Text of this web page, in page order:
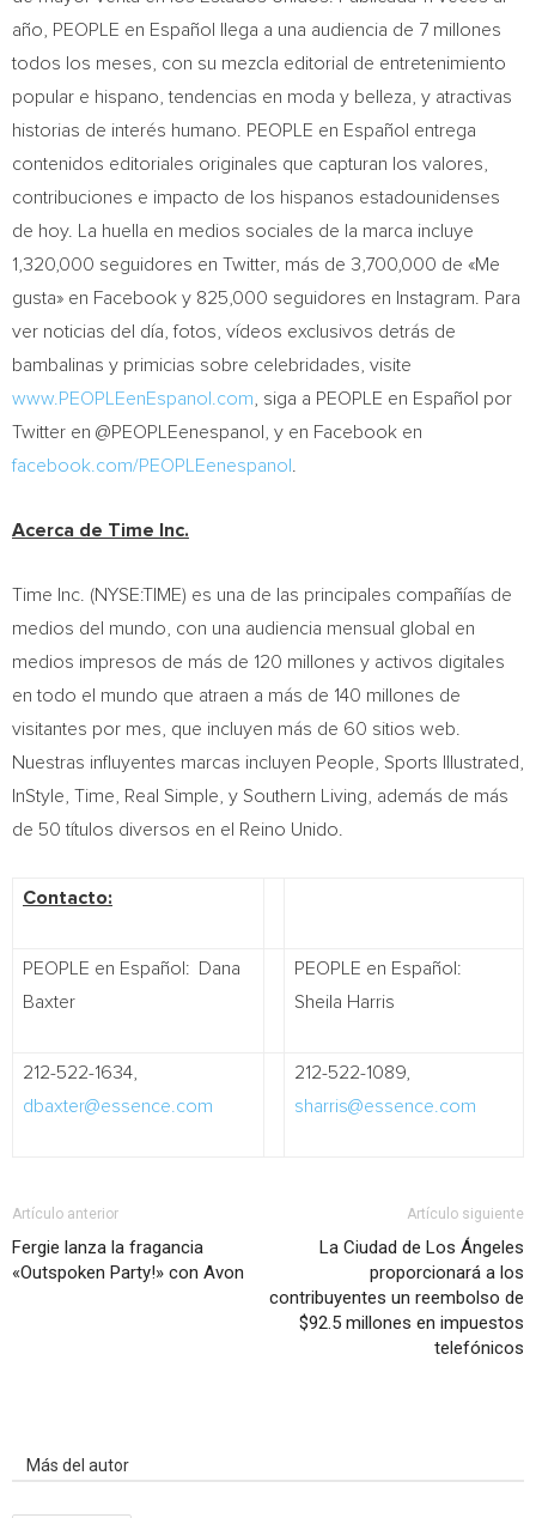
año, PEOPLE en Español llega a una audiencia de 7 millones
todos los meses, con su mezcla editorial de entretenimiento
popular e hispano, tendencias en moda y belleza, y atractivas
historias de interés humano. PEOPLE en Español entrega
contenidos editoriales originales que capturan los valores,
contribuciones e impacto de los hispanos estadounidenses
de hoy. La huella en medios sociales de la marca incluye
1,320,000 seguidores en Twitter, más de 3,700,000 de «Me
gusta» en Facebook y 825,000 seguidores en Instagram. Para
ver noticias del día, fotos, vídeos exclusivos detrás de
bambalinas y primicias sobre celebridades, visite
www.PEOPLEenEspanol.com , siga a PEOPLE en Español por
Twitter en @PEOPLEenespanol, y en Facebook en
facebook.com/PEOPLEenespanol
Acerca de Time Inc.
Time Inc. (NYSE:TIME) es una de las principales compañías de
medios del mundo, con una audiencia mensual global en
medios impresos de más de 120 millones y activos digitales
en todo el mundo que atraen a más de 140 millones de
visitantes por mes, que incluyen más de 60 sitios web.
Nuestras influyentes marcas incluyen People, Sports Illustrated,
InStyle, Time, Real Simple, y Southern Living, además de más
de 50 títulos diversos en el Reino Unido.
Contacto:
PEOPLE en Español: Dana
Baxter
PEOPLE en Español:
Sheila Harris
212-522-1634,
dbaxter@essence.com
212-522-1089,
sharris@essence.com
Artículo anterior
Fergie lanza la fragancia
«Outspoken Party!» con Avon
Artículo siguiente
La Ciudad de Los Ángeles
proporcionará a los
contribuyentes un reembolso de
$92.5 millones en impuestos
telefónicos
Más del autor